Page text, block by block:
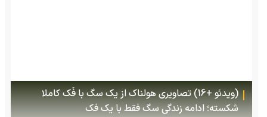
(ویدئو) تولد یک گکوی دو سر در پنسیلوانیا